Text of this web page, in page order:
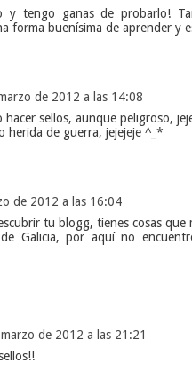
y tengo ganas de probarlo!
forma buenísima de aprender y
de 2012 a las 14:08
hacer sellos, aunque peligroso,
herida de guerra, jejejeje ^_*
de 2012 a las 16:04
tu blogg, tienes cosas
Galicia, por aquí no
de 2012 a las 21:21